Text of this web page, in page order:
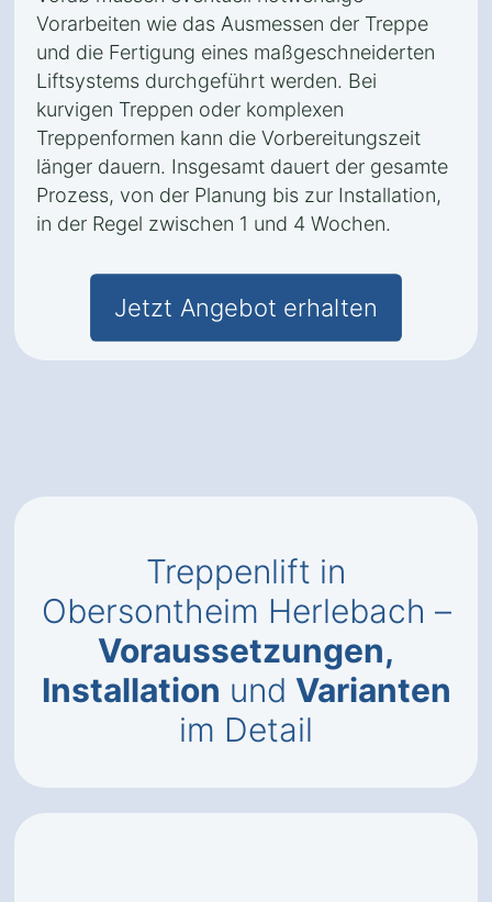
Vorarbeiten wie das Ausmessen der Treppe
und die Fertigung eines maßgeschneiderten
Liftsystems durchgeführt werden. Bei
kurvigen Treppen oder komplexen
Treppenformen kann die Vorbereitungszeit
länger dauern. Insgesamt dauert der gesamte
Prozess, von der Planung bis zur Installation,
in der Regel zwischen 1 und 4 Wochen.
Jetzt Angebot erhalten
Treppenlift in
Obersontheim Herlebach –
Voraussetzungen,
Installation und Varianten
im Detail